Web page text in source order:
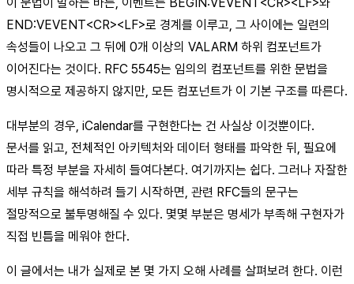
END:VEVENT<CR><LF>로 경계를 이루고, 그 사이에는 일련의
속성들이 나오고 그 뒤에 0개 이상의 VALARM 하위 컴포넌트가
이어진다는 것이다. RFC 5545는 임의의 컴포넌트를 위한 문법을
명시적으로 제공하지 않지만, 모든 컴포넌트가 이 기본 구조를 따른다.
대부분의 경우, iCalendar를 구현한다는 건 사실상 이것뿐이다.
문서를 읽고, 전체적인 아키텍처와 데이터 형태를 파악한 뒤, 필요에
따라 특정 부분을 자세히 들여다본다. 여기까지는 쉽다. 그러나 자잘한
세부 규칙을 해석하려 들기 시작하면, 관련 RFC들의 문구는
절망적으로 불투명해질 수 있다. 몇몇 부분은 명세가 부족해 구현자가
직접 빈틈을 메워야 한다.
이 글에서는 내가 실제로 본 몇 가지 오해 사례를 살펴보려 한다. 이런